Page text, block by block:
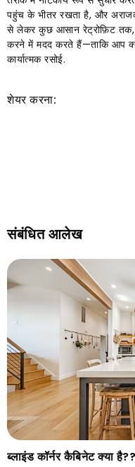
पहुंच के भीतर रखता है, और
से लेकर कुछ आसान रेट्रोफ़िट तक,
करने में मदद करते हैं—ताकि आप
कार्यात्मक रसोई.
शेयर करना:
संबंधित आलेख
ब्लाइंड कॉर्नर कैबिनेट क्या है??